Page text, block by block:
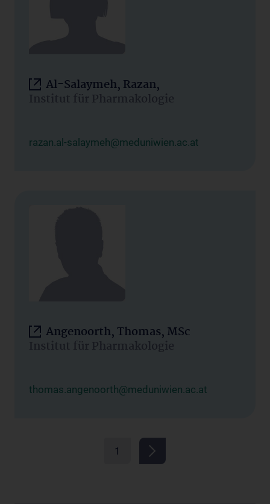
Al-Salaymeh, Razan,
Institut für Pharmakologie
razan.al-salaymeh@meduniwien.ac.at
Angenoorth, Thomas, MSc
Institut für Pharmakologie
thomas.angenoorth@meduniwien.ac.at
1